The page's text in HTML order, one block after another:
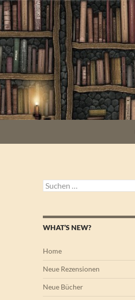
Suchen
nach:
WHAT’S NEW?
Home
Neue Rezensionen
Neue Bücher